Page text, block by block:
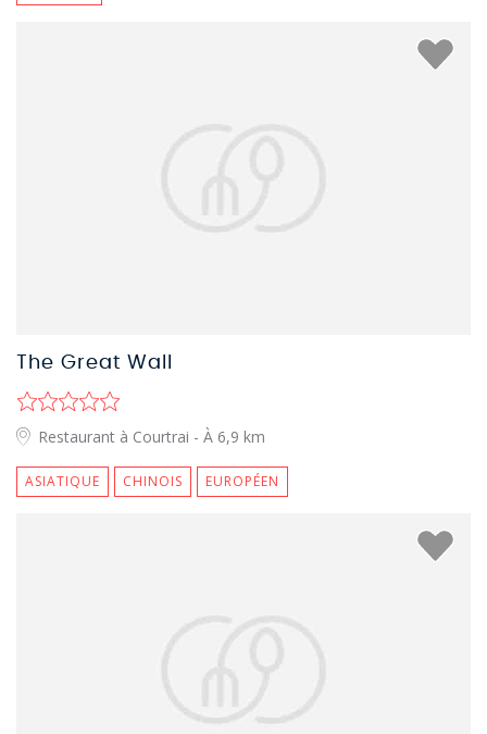
The Great Wall
Restaurant à Courtrai - À 6,9 km
ASIATIQUE CHINOIS EUROPÉEN